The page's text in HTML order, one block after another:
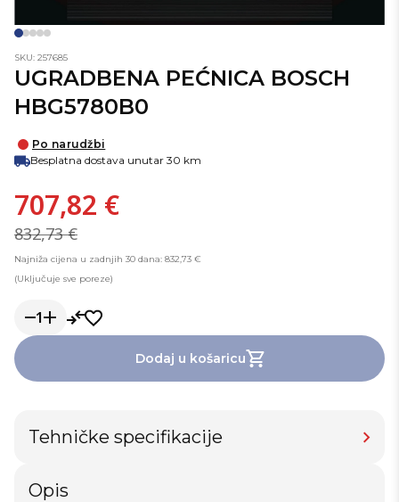
SKU: 257685
UGRADBENA PEĆNICA BOSCH
HBG5780B0
Po narudžbi
Besplatna dostava unutar 30 km
707,82 €
832,73 €
Najniža cijena u zadnjih 30 dana: 832,73 €
(Uključuje sve poreze)
1
Dodaj u košaricu
Tehničke specifikacije
Opis